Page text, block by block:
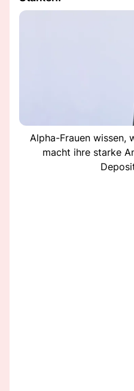
Alpha-Frauen wissen,
macht ihre starke